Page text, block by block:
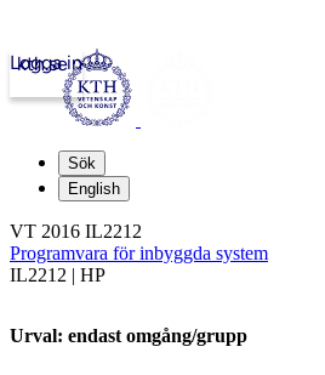
kth.se
Logga in
Sök
English
VT 2016 IL2212
Programvara för inbyggda system
IL2212 | HP
Urval: endast omgång/grupp